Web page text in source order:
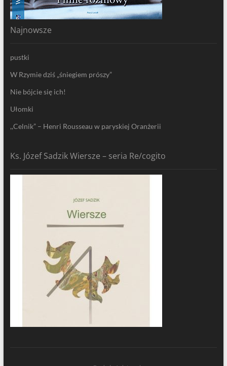
Najnowsze
pustki
W Rzymie dziś „śniegiem prószy”
Nie bójcie się ich!
Ułomki
,,Celnik” – Henri Rousseau w paryskiej Oranżerii
Ks. Józef Sadzik Wiersze – seria Re/cogito